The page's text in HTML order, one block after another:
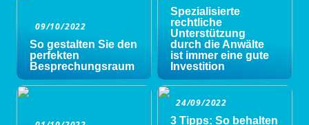
09/10/2022
So gestalten Sie den
perfekten
Besprechungsraum
Spezialisierte
rechtliche
Unterstützung
durch die Anwälte
ist immer eine gute
Investition
24/09/2022
3 Tipps: So behalten